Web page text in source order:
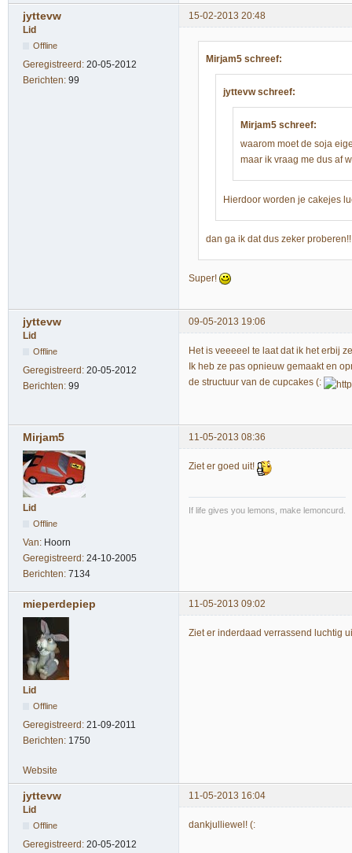
jyttevw
15-02-2013 20:48
Lid
Offline
Geregistreerd: 20-05-2012
Berichten: 99
Mirjam5 schreef:
jyttevw schreef:
Mirjam5 schreef:
waarom moet de soja
maar ik vraag me dus af
Hierdoor worden je cakejes
dan ga ik dat dus zeker
Super!
jyttevw
09-05-2013 19:06
Lid
Offline
Geregistreerd: 20-05-2012
Berichten: 99
Het is veeeeel te laat dat ik het erbij
Ik heb ze pas opnieuw gemaakt en
de structuur van de cupcakes (:
Mirjam5 11-05-2013 08:36
Lid
Offline
Van: Hoorn
Geregistreerd: 24-10-2005
Berichten: 7134
Ziet er goed uit!
If life gives you lemons, make lemoncurd.
mieperdepiep 11-05-2013 09:02
Lid
Offline
Geregistreerd: 21-09-2011
Berichten: 1750
Ziet er inderdaad verrassend luchtig
Website
jyttevw
11-05-2013 16:04
Lid
Offline
Geregistreerd: 20-05-2012
dankjulliewel! (: